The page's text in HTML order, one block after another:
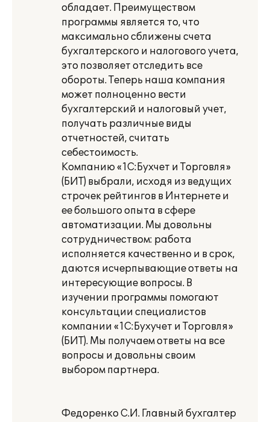
обладает. Преимуществом
программы является то, что
максимально сближены счета
бухгалтерского и налогового учета,
это позволяет отследить все
обороты. Теперь наша компания
может полноценно вести
бухгалтерский и налоговый учет,
получать различные виды
отчетностей, считать
себестоимость.
Компанию «1С:Бухчет и Торговля»
(БИТ) выбрали, исходя из ведущих
строчек рейтингов в Интернете и
ее большого опыта в сфере
автоматизации. Мы довольны
сотрудничеством: работа
исполняется качественно и в срок,
даются исчерпывающие ответы на
интересующие вопросы. В
изучении программы помогают
консультации специалистов
компании «1С:Бухучет и Торговля»
(БИТ). Мы получаем ответы на все
вопросы и довольны своим
выбором партнера.
Федоренко С.И. Главный бухгалтер